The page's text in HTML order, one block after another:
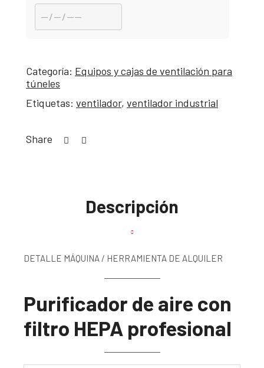
Categoría: Equipos y cajas de ventilación para
túneles
Etiquetas: ventilador, ventilador industrial
Share
Descripción
DETALLE MÁQUINA / HERRAMIENTA DE ALQUILER
Purificador de aire con
filtro HEPA profesional